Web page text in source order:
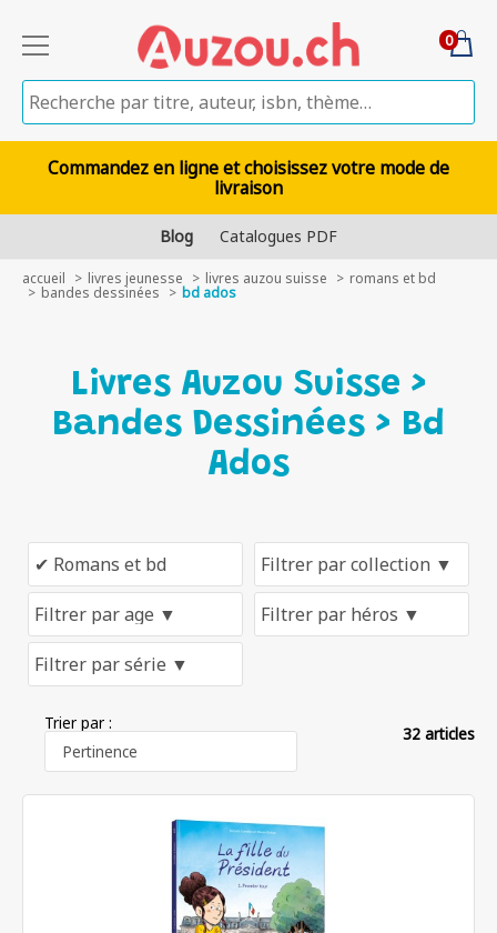
0
Commandez en ligne et choisissez votre mode de
livraison
Blog Catalogues PDF
accueil livres jeunesse livres auzou suisse romans et bd
bandes dessinées bd ados
Livres Auzou Suisse >
Bandes Dessinées > Bd
Ados
Trier par :
32 articles